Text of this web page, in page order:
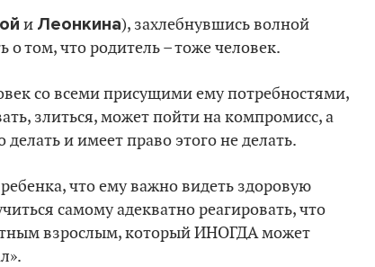
и Леонкина), захлебнувшись волной
о том, что родитель – тоже человек.
со всеми присущими ему потребностями,
злиться, может пойти на компромисс, а
и имеет право этого не делать.
что ему важно видеть здоровую
самому адекватно реагировать, что
взрослым, который ИНОГДА может